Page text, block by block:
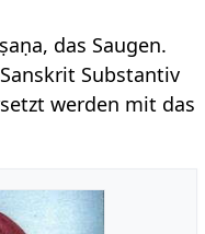
das Saugen.
Sanskrit Substantiv
werden mit das